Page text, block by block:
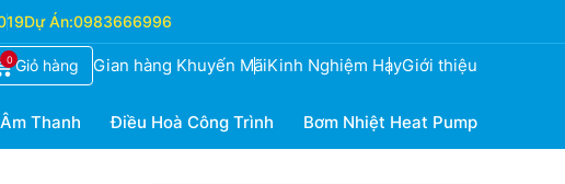
Dự Án:0983666996
0 Giỏ hàng Gian hàng Khuyến MãiKinh Nghiệm HayGiới thiệu
Thanh Điều Hoà Công Trình Bơm Nhiệt Heat Pump